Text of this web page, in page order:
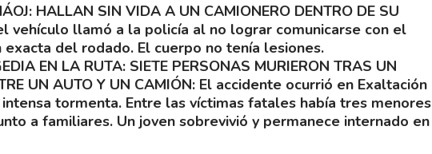
HALLAN SIN VIDA A UN CAMIONERO DENTRO DE SU
vehículo llamó a la policía al no lograr comunicarse con el
exacta del rodado. El cuerpo no tenía lesiones.
EN LA RUTA: SIETE PERSONAS MURIERON TRAS UN
UN AUTO Y UN CAMIÓN El accidente ocurrió en Exaltación
tormenta. Entre las víctimas fatales había tres menores
a familiares. Un joven sobrevivió y permanece internado en